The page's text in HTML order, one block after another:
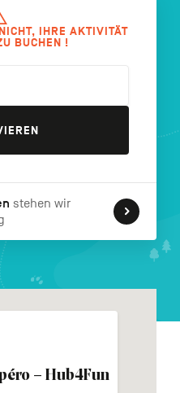
IHRE AKTIVITÄT
BUCHEN !
stehen wir
– Hub4Fun